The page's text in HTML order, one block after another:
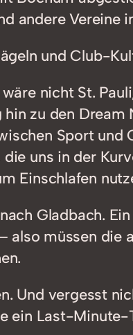
andere Vereine
und Club-
nicht St.
hin zu den
Sport und
die uns in der
Einschlafen
Gladbach.
also müssen die
Und vergesst
ein Last-Minute-